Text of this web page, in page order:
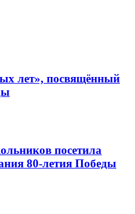
лет», посвящённый
посетила
80-летия Победы